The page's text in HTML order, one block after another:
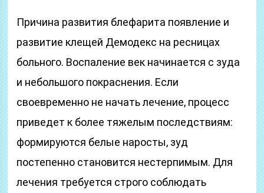
Причина развития блефарита появление и
развитие клещей Демодекс на ресницах
больного. Воспаление век начинается с зуда
и небольшого покраснения. Если
своевременно не начать лечение, процесс
приведет к более тяжелым последствиям:
формируются белые наросты, зуд
постепенно становится нестерпимым. Для
лечения требуется строго соблюдать